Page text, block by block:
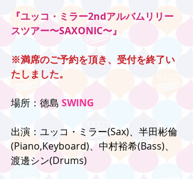
『ユッコ・ミラー2ndアルバムリリー
スツアー〜SAXONIC〜』
※満席のご予約を頂き、受付を終了い
たしました。
場所：徳島 SWING
出演：ユッコ・ミラー(Sax)、半田彬倫
(Piano,Keyboard)、中村裕希(Bass)、
渡邊シン(Drums)